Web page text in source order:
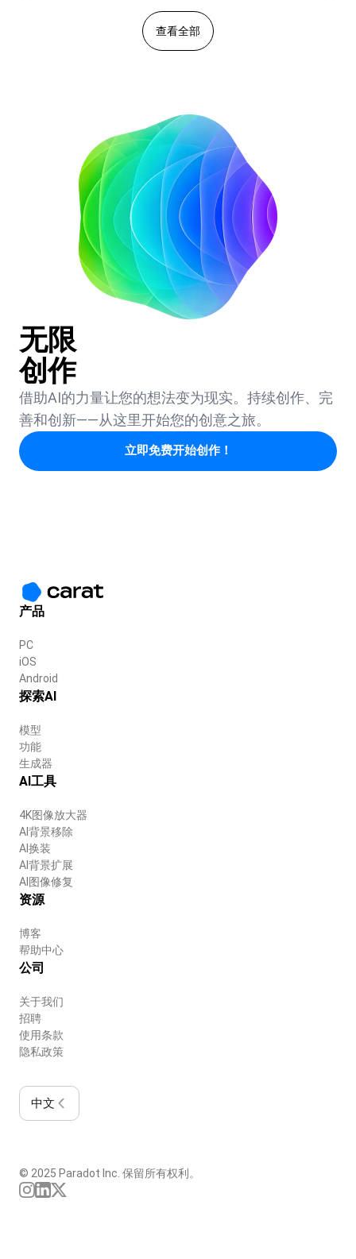
查看全部
无限
创作
借助AI的力量让您的想法变为现实。持续创作、完
善和创新——从这里开始您的创意之旅。
立即免费开始创作！
产品
PC
iOS
Android
探索AI
模型
功能
生成器
AI工具
4K图像放大器
AI背景移除
AI换装
AI背景扩展
AI图像修复
资源
博客
帮助中心
公司
关于我们
招聘
使用条款
隐私政策
中文
© 2025 Paradot Inc. 保留所有权利。